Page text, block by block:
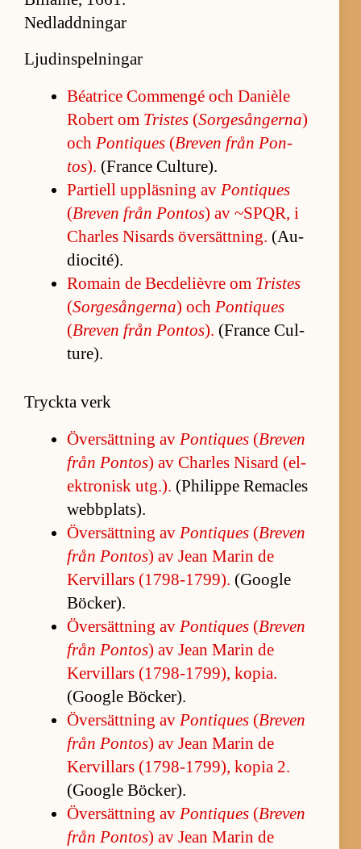
Nedladdningar
Ljudinspelningar
Bé­a­trice Com­mengé och Da­nièle
Robert om Tristes(Sorgesångerna)
och Pontiques(Bre­ven från Pon­
tos). (France Cul­tu­re).
Par­ti­ell upp­läs­ning av Pontiques
(Bre­ven från Pon­tos) av ~SPQR, i
Char­les Ni­sards över­sätt­ning. (Au­
dio­ci­té).
Ro­main de Becde­lièvre om Tristes
(Sorgesångerna) och Pontiques
(Bre­ven från Pon­tos). (France Cul­
tu­re).
Tryckta verk
Över­sätt­ning av Pontiques(Bre­ven
från Pon­tos) av Char­les Ni­sard (el­
ekt­ro­nisk utg.). (P­hi­lippe Re­mac­les
webb­plats).
Över­sätt­ning av Pontiques(Bre­ven
från Pon­tos) av Jean Ma­rin de
Kervil­lars (1798-1799). (Google
Böck­er).
Över­sätt­ning av Pontiques(Bre­ven
från Pon­tos) av Jean Ma­rin de
Kervil­lars (1798-1799), ko­pia.
(Google Böck­er).
Över­sätt­ning av Pontiques(Bre­ven
från Pon­tos) av Jean Ma­rin de
Kervil­lars (1798-1799), ko­pia 2.
(Google Böck­er).
Över­sätt­ning av Pontiques(Bre­ven
från Pon­tos) av Jean Ma­rin de